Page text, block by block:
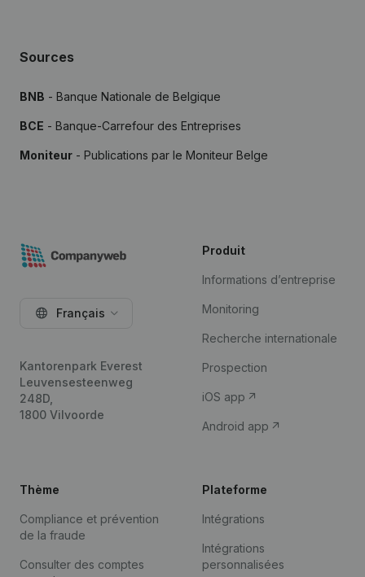
Sources
BNB - Banque Nationale de Belgique
BCE - Banque-Carrefour des Entreprises
Moniteur - Publications par le Moniteur Belge
Français
Kantorenpark Everest
Leuvensesteenweg
248D,
1800 Vilvoorde
Produit
Informations d’entreprise
Monitoring
Recherche internationale
Prospection
iOS app
Android app
Thème
Compliance et prévention
de la fraude
Consulter des comptes
Plateforme
Intégrations
Intégrations
personnalisées